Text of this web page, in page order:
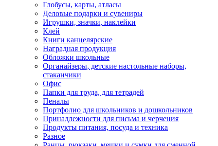
Глобусы, карты, атласы
Деловые подарки и сувениры
Игрушки, значки, наклейки
Клей
Книги канцелярские
Наградная продукция
Обложки школьные
Органайзеры, детские настольные наборы,
стаканчики
Офис
Папки для труда, для тетрадей
Пеналы
Портфолио для школьников и дошкольников
Принадлежности для письма и черчения
Продукты питания, посуда и техника
Разное